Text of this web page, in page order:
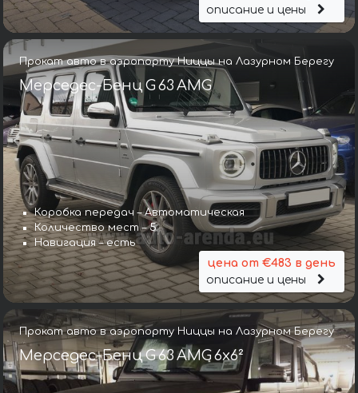
описание и цены
Прокат авто в аэропорту Ниццы на Лазурном Берегу
Мерседес-Бенц G 63 AMG
Коробка передач – Автоматическая
Количество мест – 5
Навигация – есть
цена от €483 в день
описание и цены
Прокат авто в аэропорту Ниццы на Лазурном Берегу
Мерседес-Бенц G 63 AMG 6x6²